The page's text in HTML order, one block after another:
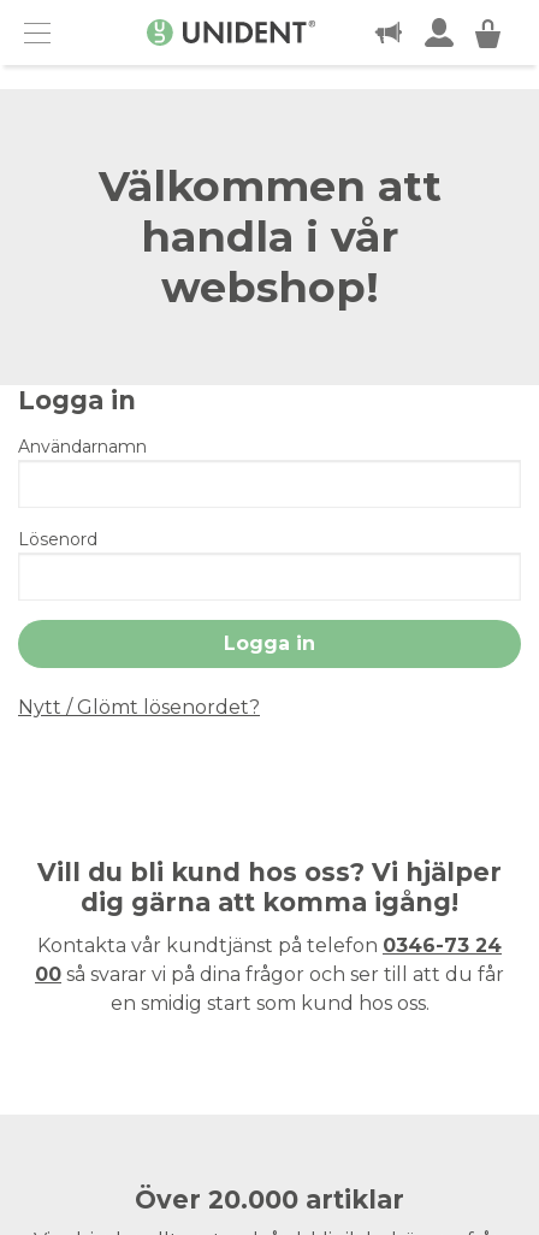
Menu
KONTAKT
Välkommen att
handla i vår
webshop!
Logga in
Användarnamn
Lösenord
Nytt / Glömt lösenordet?
Vill du bli kund hos oss? Vi hjälper
dig gärna att komma igång!
Kontakta vår kundtjänst på telefon 0346-73 24
00 så svarar vi på dina frågor och ser till att du får
en smidig start som kund hos oss.
Över 20.000 artiklar